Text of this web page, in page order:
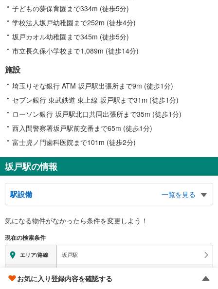
子どもの夢保育園まで334m (徒歩5分)
学校法人坂戸幼稚園まで252m (徒歩4分)
坂戸カオル幼稚園まで345m (徒歩5分)
市立長久保小学校まで1,089m (徒歩14分)
施設
埼玉りそな銀行 ATM 坂戸駅出張所まで9m (徒歩1分)
セブン銀行 東武鉄道 東上線 坂戸駅まで31m (徒歩1分)
ローソン銀行 坂戸駅北口共同出張所まで35m (徒歩1分)
西入間警察署坂戸駅前交番まで65m (徒歩1分)
富士虎ノ門歯科医院まで101m (徒歩2分)
坂戸駅の情報
駅設備
一覧を見る
※段差なしでの移動経路
地上⇔改札⇔ホーム：○
エレベータ
・各ホーム⇔改札
・改札⇔南口
気になる物件がなかったら条件を変更しよう！
現在の検索条件
エリア/路線 坂戸駅
詳細条件 価格未定を含む｜建築条件付き土地を含む｜土地150
お気に入り登録内容を確認する